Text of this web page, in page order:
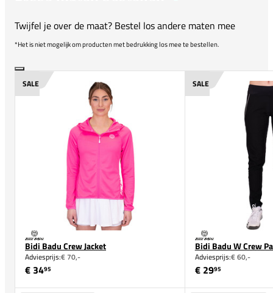
Twijfel je over de maat? Bestel los andere maten mee
*Het is niet mogelijk om producten met bedrukking los mee te bestellen.
SALE
Bidi Badu Crew Jacket
Adviesprijs:€ 70,-
€ 3495
SALE
Bidi Badu W Crew
Adviesprijs:€ 60,-
€ 2995